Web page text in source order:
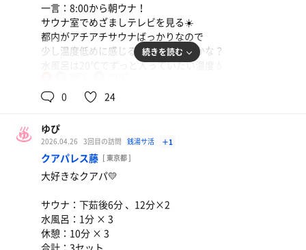
一言：8:00から朝ウナ！
サウナ室でめざましテレビを見る☀️
都内がアチアチサウナばっかりなので
少し温度低めに感じる🥺88度くらいかな？
水風呂は20℃でずっと入っていたい温度💧
サウナ終わってねころび湯で爆睡してました。
続きを読む
0 24
ゆぴ
2026.04.26 3回目の訪問 銭湯サ活 ＋1
クアパレス藤 [ 東京都 ]
大好きなクアパ💛
サウナ：下茹後6分 、12分×2
水風呂：1分 × 3
休憩：10分 × 3
合計：3セット